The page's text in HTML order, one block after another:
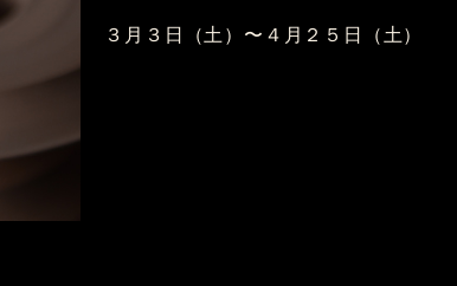
３月３日（土）〜４月２５日（土）